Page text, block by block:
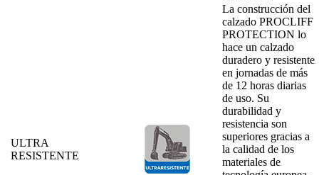
ULTRA
RESISTENTE
La construcción del
calzado PROCLIFF
PROTECTION lo
hace un calzado
duradero y resistente
en jornadas de más
de 12 horas diarias
de uso. Su
durabilidad y
resistencia son
superiores gracias a
la calidad de los
materiales de